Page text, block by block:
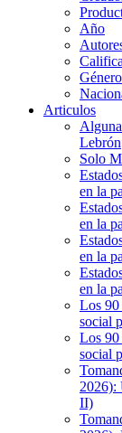
Año
Género
Articulos
Lebrón
Solo
en la
en la
en la
en la
Los 90
social
Los 90
social
2026):
II)